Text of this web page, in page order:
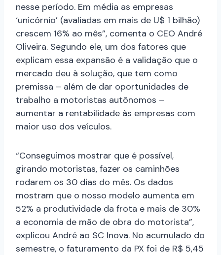
nesse período. Em média as empresas
‘unicórnio’ (avaliadas em mais de U$ 1 bilhão)
crescem 16% ao mês”, comenta o CEO André
Oliveira. Segundo ele, um dos fatores que
explicam essa expansão é a validação que o
mercado deu à solução, que tem como
premissa – além de dar oportunidades de
trabalho a motoristas autônomos –
aumentar a rentabilidade às empresas com
maior uso dos veículos.
“Conseguimos mostrar que é possível,
girando motoristas, fazer os caminhões
rodarem os 30 dias do mês. Os dados
mostram que o nosso modelo aumenta em
52% a produtividade da frota e mais de 30%
a economia de mão de obra do motorista”,
explicou André ao SC Inova. No acumulado do
semestre, o faturamento da PX foi de R$ 5,45